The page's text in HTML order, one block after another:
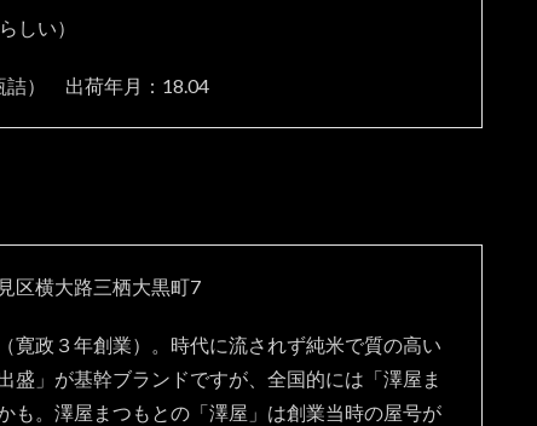
しい）
詰） 出荷年月：18.04
区横大路三栖大黒町7
寛政３年創業）。時代に流されず純米で質の高い
盛」が基幹ブランドですが、全国的には「澤屋ま
も。澤屋まつもとの「澤屋」は創業当時の屋号が